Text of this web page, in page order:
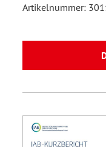
Artikelnummer: